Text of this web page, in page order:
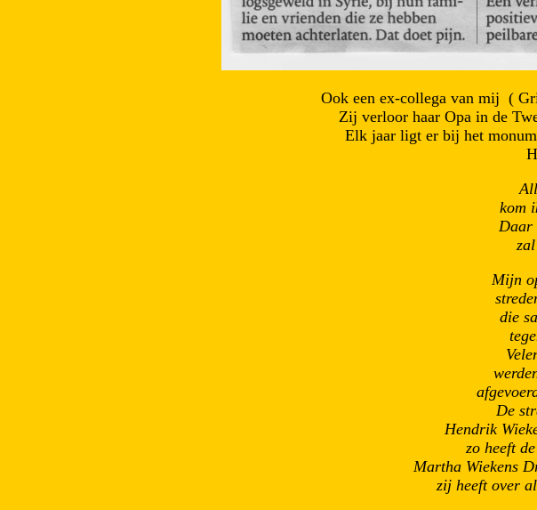
Ook een ex-collega van mij (
Zij verloor haar Opa in de
Elk jaar ligt er bij het
kom
Daar
Mijn
die
De
Hendrik
zo heeft
Martha Wiekens
zij heeft over